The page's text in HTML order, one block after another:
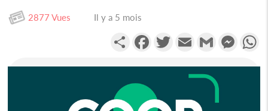
2877 Vues Il y a 5 mois
PartagerFacebookTwitterEmail Gmail